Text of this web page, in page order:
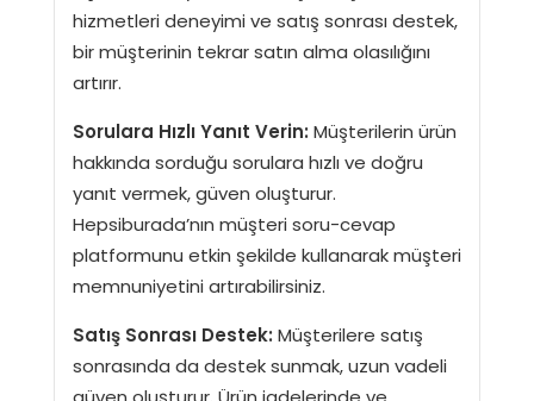
hizmetleri deneyimi ve satış sonrası destek,
bir müşterinin tekrar satın alma olasılığını
artırır.
Sorulara Hızlı Yanıt Verin: Müşterilerin ürün
hakkında sorduğu sorulara hızlı ve doğru
yanıt vermek, güven oluşturur.
Hepsiburada’nın müşteri soru-cevap
platformunu etkin şekilde kullanarak müşteri
memnuniyetini artırabilirsiniz.
Satış Sonrası Destek: Müşterilere satış
sonrasında da destek sunmak, uzun vadeli